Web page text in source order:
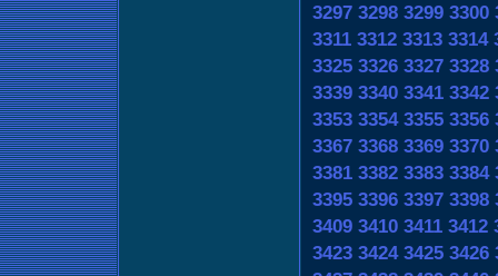
3297 3298 3299 3300
3311 3312 3313 3314
3325 3326 3327 3328
3339 3340 3341 3342
3353 3354 3355 3356
3367 3368 3369 3370
3381 3382 3383 3384
3395 3396 3397 3398
3409 3410 3411 3412
3423 3424 3425 3426